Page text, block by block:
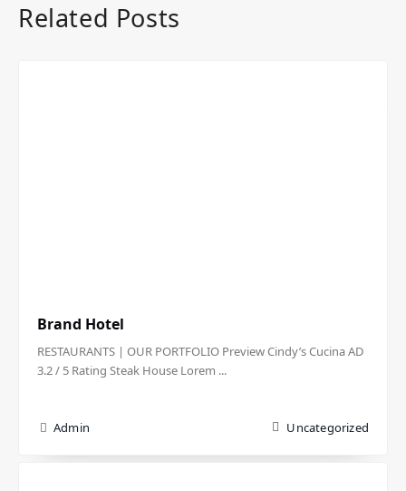
Related Posts
Brand Hotel
RESTAURANTS | OUR PORTFOLIO Preview Cindy’s Cucina AD
3.2 / 5 Rating Steak House Lorem ...
Admin Uncategorized